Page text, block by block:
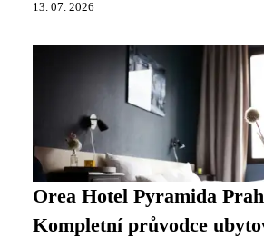
13. 07. 2026
Orea Hotel Pyramida
Kompletní průvodce